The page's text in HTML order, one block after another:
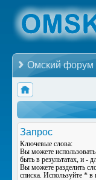
Омский форум
Запрос
Ключевые слова:
Вы можете использовать
быть в результатах, и -
Вы можете разделить
списка. Используйте * в